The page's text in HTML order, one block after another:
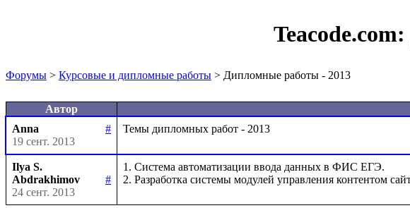
Teacode.com:
Форумы > Курсовые и дипломные работы > Дипломные работы - 2013
Автор
Anna
#
19 сент. 2013
Ilya S.
Abdrakhimov
#
24 сент. 2013
1. Система автоматизации ввода данных в ФИС ЕГЭ.